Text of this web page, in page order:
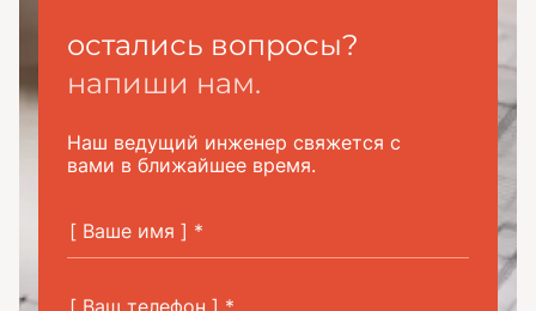
остались вопросы?
напиши нам.
Наш ведущий инженер свяжется с
вами в ближайшее время.